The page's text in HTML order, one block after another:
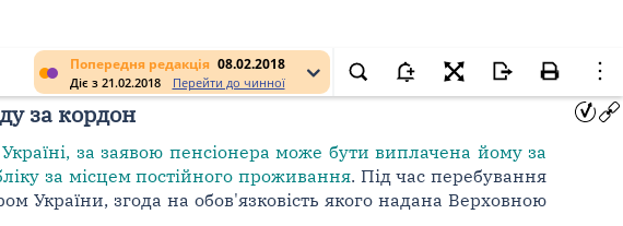
Попередня редакція 08.02.2018
Діє з 21.02.2018 Перейти до чинної